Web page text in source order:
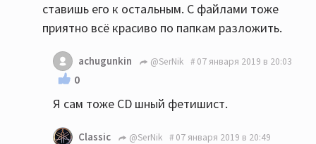
ставишь его к остальным. С файлами тоже
приятно всё красиво по папкам разложить.
achugunkin @SerNik 07 января 2019 в 20:03
0
Я сам тоже CD шный фетишист.
Classic @SerNik 07 января 2019 в 20:49